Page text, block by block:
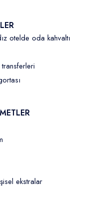
otelde oda kahvaltı
ekstralar